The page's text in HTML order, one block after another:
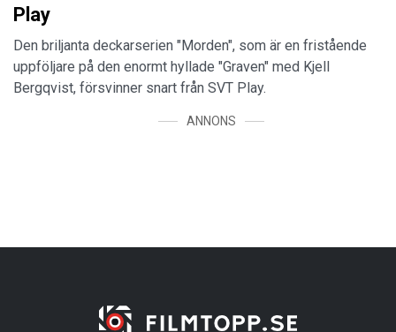
Play
Den briljanta deckarserien "Morden", som är en fristående
uppföljare på den enormt hyllade "Graven" med Kjell
Bergqvist, försvinner snart från SVT Play.
ANNONS